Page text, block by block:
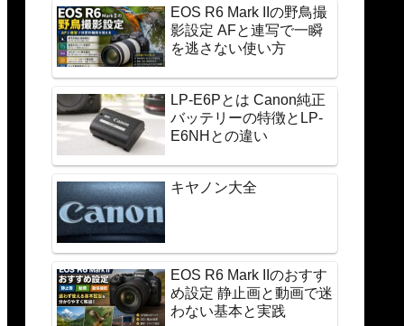
EOS R6 Mark IIの野鳥撮
影設定 AFと連写で一瞬
を逃さない使い方
LP-E6Pとは Canon純正
バッテリーの特徴とLP-
E6NHとの違い
キヤノン大全
EOS R6 Mark IIのおすす
め設定 静止画と動画で迷
わない基本と実践